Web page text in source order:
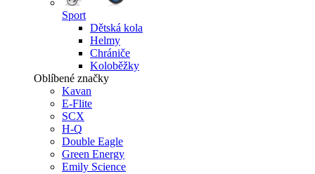
Sport
Dětská kola
Helmy
Chrániče
Koloběžky
Oblíbené značky
Kavan
E-Flite
SCX
H-Q
Double Eagle
Green Energy
Emily Science